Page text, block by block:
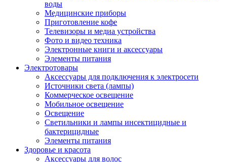
воды
Медицинские приборы
Приготовление кофе
Телевизоры и медиа устройства
Фото и видео техника
Электронные книги и аксессуары
Элементы питания
Электротовары
Аксессуары для подключения к электросети
Источники света (лампы)
Коммерческое освещение
Мобильное освещение
Освещение
Светильники и лампы инсектицидные и
бактерицидные
Элементы питания
Здоровье и красота
Аксессуары для волос